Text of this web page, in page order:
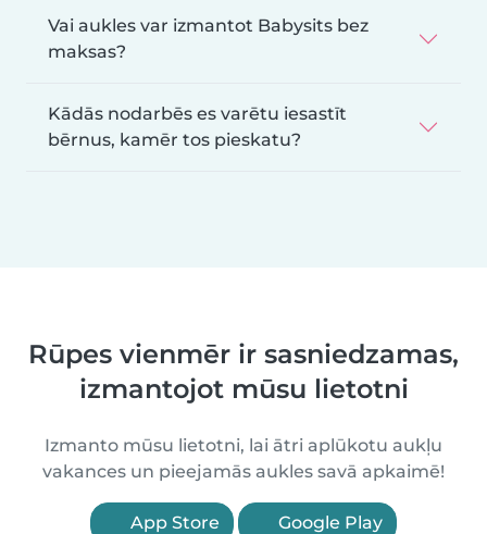
Vai aukles var izmantot Babysits bez
maksas?
Kādās nodarbēs es varētu iesastīt
bērnus, kamēr tos pieskatu?
Rūpes vienmēr ir sasniedzamas,
izmantojot mūsu lietotni
Izmanto mūsu lietotni, lai ātri aplūkotu aukļu
vakances un pieejamās aukles savā apkaimē!
App Store Google Play